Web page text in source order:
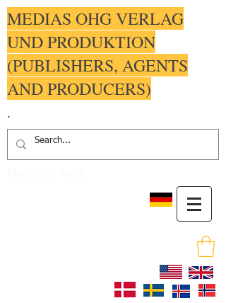
MEDIAS OHG VERLAG
UND PRODUKTION
(PUBLISHERS, AGENTS
AND PRODUCERS)
.